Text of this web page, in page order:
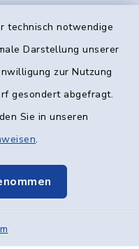
technisch notwendige
Darstellung unserer
zur Nutzung
gesondert abgefragt.
Sie in unseren
.